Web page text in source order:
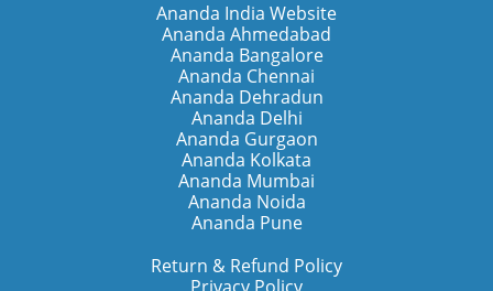
Ananda India Website
Ananda Ahmedabad
Ananda Bangalore
Ananda Chennai
Ananda Dehradun
Ananda Delhi
Ananda Gurgaon
Ananda Kolkata
Ananda Mumbai
Ananda Noida
Ananda Pune
Return & Refund Policy